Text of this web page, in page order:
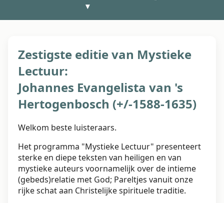
▾
Zestigste editie van Mystieke
Lectuur:
Johannes Evangelista van 's
Hertogenbosch (+/-1588-1635)
Welkom beste luisteraars.
Het programma "Mystieke Lectuur" presenteert
sterke en diepe teksten van heiligen en van
mystieke auteurs voornamelijk over de intieme
(gebeds)relatie met God; Pareltjes vanuit onze
rijke schat aan Christelijke spirituele traditie.